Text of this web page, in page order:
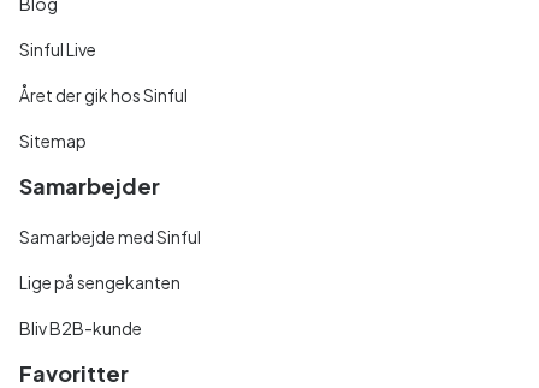
Sinful Live
Året der gik hos Sinful
Sitemap
Samarbejder
Samarbejde med Sinful
Lige på sengekanten
Bliv B2B-kunde
Favoritter